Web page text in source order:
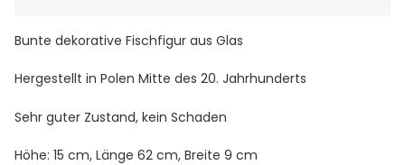
Bunte dekorative Fischfigur aus Glas
Hergestellt in Polen Mitte des 20. Jahrhunderts
Sehr guter Zustand, kein Schaden
Höhe: 15 cm, Länge 62 cm, Breite 9 cm